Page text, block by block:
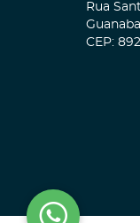
Rua
CEP: